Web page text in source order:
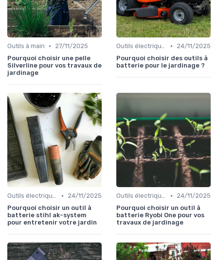
Outils à main •
27/11/2025
Pourquoi choisir une pelle
Silverline pour vos travaux de
jardinage
Outils électriques •
24/11/2025
Pourquoi choisir des outils à
batterie pour le jardinage ?
Outils électriques •
24/11/2025
Pourquoi choisir un outil à
batterie stihl ak-system
pour entretenir votre jardin
Outils électriques •
24/11/2025
Pourquoi choisir un outil à
batterie Ryobi One pour vos
travaux de jardinage